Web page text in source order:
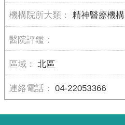
精神醫療機構
北區
04-22053366